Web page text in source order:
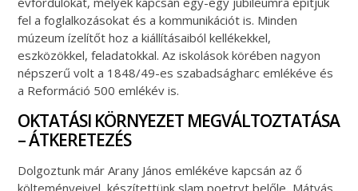
fel a foglalkozásokat és a kommunikációt is. Minden
múzeum ízelítőt hoz a kiállításaiból kellékekkel,
eszközökkel, feladatokkal. Az iskolások körében nagyon
népszerű volt a 1848/49-es szabadságharc emlékéve és
a Reformáció 500 emlékév is.
OKTATÁSI KÖRNYEZET MEGVÁLTOZTATÁSA
– ÁTKERETEZÉS
Dolgoztunk már Arany János emlékéve kapcsán az ő